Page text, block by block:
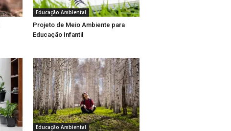
Educação Ambiental
Projeto de Meio Ambiente para
Educação Infantil
Educação Ambiental